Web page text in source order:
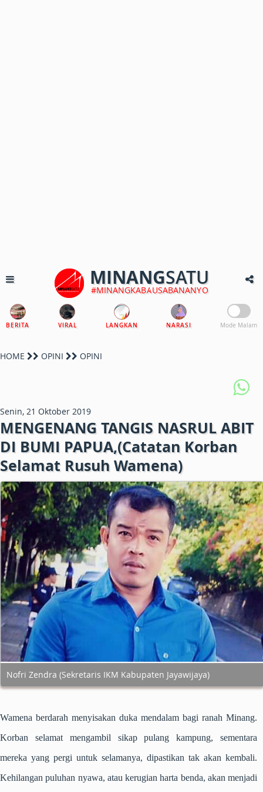
MINANGSATU
#MINANGKABAUSABANANYO
BERITA VIRAL LANGKAN NARASI Mode Malam
HOME OPINI OPINI
Senin, 21 Oktober 2019
MENGENANG TANGIS NASRUL ABIT
DI BUMI PAPUA,(Catatan Korban
Selamat Rusuh Wamena)
Nofri Zendra (Sekretaris IKM Kabupaten Jayawijaya)
Wamena berdarah menyisakan duka mendalam bagi ranah Minang.
Korban selamat mengambil sikap pulang kampung, sementara
mereka yang pergi untuk selamanya, dipastikan tak akan kembali.
Kehilangan puluhan nyawa, atau kerugian harta benda, akan menjadi